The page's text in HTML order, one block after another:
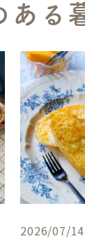
ある
2026/07/14